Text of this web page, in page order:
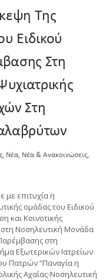
Της
Ειδικού
Στη
Στη
Νέα Νέα & Ανακοινώσεις
με επιτυχία η
ομάδας του Ειδικού
και Κοινοτικής
Νοσηλευτική Μονάδα
στη
Εξωτερικών Ιατρείων
Πατρών “Παναγία η
Αχαΐας-Νοσηλευτική